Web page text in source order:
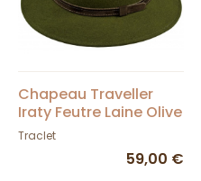
Chapeau Traveller
Iraty Feutre Laine Olive
- Traclet
Traclet
59,00 €